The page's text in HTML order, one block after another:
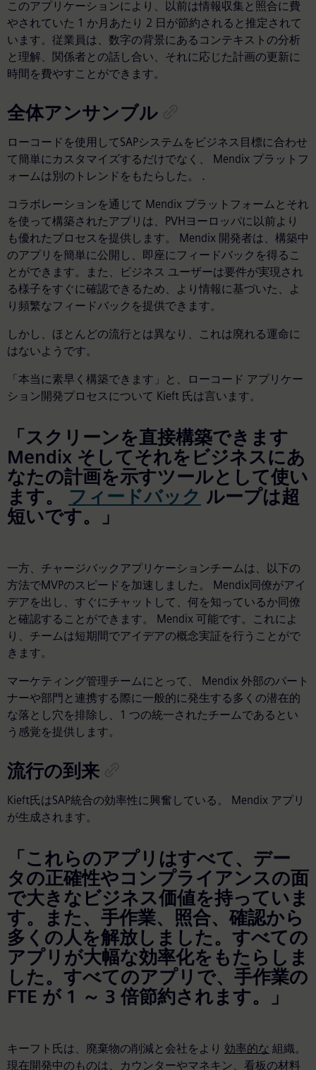
このアプリケーションにより、以前は情報収集と照合に費
やされていた 1 か月あたり 2 日が節約されると推定されて
います。従業員は、数字の背景にあるコンテキストの分析
と理解、関係者との話し合い、それに応じた計画の更新に
時間を費やすことができます。
全体アンサンブル
ローコードを使用してSAPシステムをビジネス目標に合わせ
て簡単にカスタマイズするだけでなく、 Mendix プラットフ
ォームは別のトレンドをもたらした。 .
コラボレーションを通じて Mendix プラットフォームとそれ
を使って構築されたアプリは、PVHヨーロッパに以前より
も優れたプロセスを提供します。 Mendix 開発者は、構築中
のアプリを簡単に公開し、即座にフィードバックを得るこ
とができます。また、ビジネス ユーザーは要件が実現され
る様子をすぐに確認できるため、より情報に基づいた、よ
り頻繁なフィードバックを提供できます。
しかし、ほとんどの流行とは異なり、これは廃れる運命に
はないようです。
「本当に素早く構築できます」と、ローコード アプリケー
ション開発プロセスについて Kieft 氏は言います。
「スクリーンを直接構築できます
Mendix そしてそれをビジネスにあ
なたの計画を示すツールとして使い
ます。 フィードバック ループは超
短いです。」
一方、チャージバックアプリケーションチームは、以下の
方法でMVPのスピードを加速しました。 Mendix同僚がアイ
デアを出し、すぐにチャットして、何を知っているか同僚
と確認することができます。 Mendix 可能です。これによ
り、チームは短期間でアイデアの概念実証を行うことがで
きます。
マーケティング管理チームにとって、 Mendix 外部のパート
ナーや部門と連携する際に一般的に発生する多くの潜在的
な落とし穴を排除し、1 つの統一されたチームであるとい
う感覚を提供します。
流行の到来
Kieft氏はSAP統合の効率性に興奮している。 Mendix アプリ
が生成されます。
「これらのアプリはすべて、デー
タの正確性やコンプライアンスの面
で大きなビジネス価値を持っていま
す。また、手作業、照合、確認から
多くの人を解放しました。すべての
アプリが大幅な効率化をもたらしま
した。すべてのアプリで、手作業の
FTE が 1 ～ 3 倍節約されます。」
キーフト氏は、廃棄物の削減と会社をより 効率的な 組織。
現在開発中のものは、カウンターやマネキン、看板の材料